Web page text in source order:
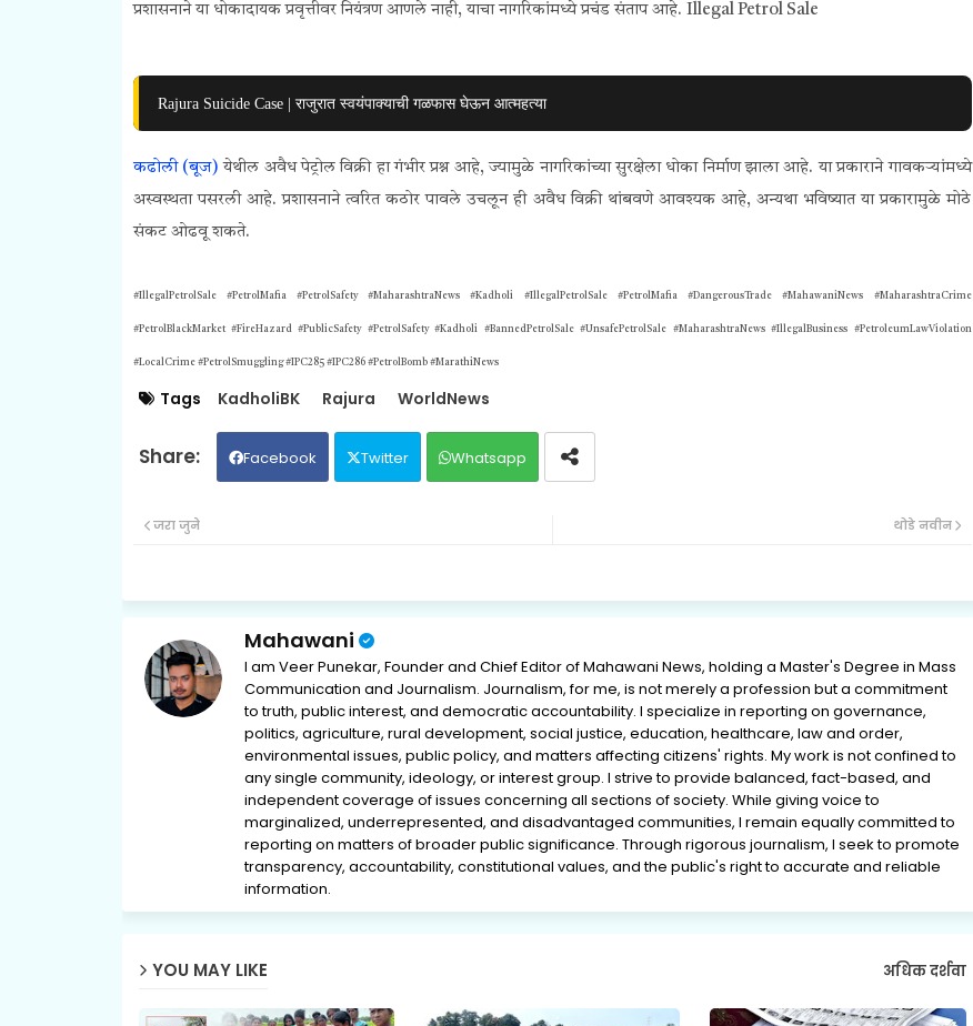
प्रशासनाने या धोकादायक प्रवृत्तीवर नियंत्रण आणले नाही, याचा नागरिकांमध्ये प्रचंड संताप आहे. Illegal Petrol Sale
Rajura Suicide Case | राजुरात स्वयंपाक्याची गळफास घेऊन आत्महत्या
कढोली (बूज) येथील अवैध पेट्रोल विक्री हा गंभीर प्रश्न आहे, ज्यामुळे नागरिकांच्या सुरक्षेला धोका निर्माण झाला आहे. या प्रकाराने गावकऱ्यांमध्ये
अस्वस्थता पसरली आहे. प्रशासनाने त्वरित कठोर पावले उचलून ही अवैध विक्री थांबवणे आवश्यक आहे, अन्यथा भविष्यात या प्रकारामुळे मोठे
संकट ओढवू शकते.
#IllegalPetrolSale #PetrolMafia #PetrolSafety #MaharashtraNews #Kadholi #IllegalPetrolSale #PetrolMafia #DangerousTrade #MahawaniNews #MaharashtraCrime
#PetrolBlackMarket #FireHazard #PublicSafety #PetrolSafety #Kadholi #BannedPetrolSale #UnsafePetrolSale #MaharashtraNews #IllegalBusiness #PetroleumLawViolation
#LocalCrime #PetrolSmuggling #IPC285 #IPC286 #PetrolBomb #MarathiNews
Tags KadholiBK Rajura WorldNews
Facebook Twitter Whatsapp
थोडे नवीन
जरा जुने
Mahawani
I am Veer Punekar, Founder and Chief Editor of Mahawani News, holding a Master's Degree in Mass
Communication and Journalism. Journalism, for me, is not merely a profession but a commitment
to truth, public interest, and democratic accountability. I specialize in reporting on governance,
politics, agriculture, rural development, social justice, education, healthcare, law and order,
environmental issues, public policy, and matters affecting citizens' rights. My work is not confined to
any single community, ideology, or interest group. I strive to provide balanced, fact-based, and
independent coverage of issues concerning all sections of society. While giving voice to
marginalized, underrepresented, and disadvantaged communities, I remain equally committed to
reporting on matters of broader public significance. Through rigorous journalism, I seek to promote
transparency, accountability, constitutional values, and the public's right to accurate and reliable
information.
YOU MAY LIKE अधिक दर्शवा